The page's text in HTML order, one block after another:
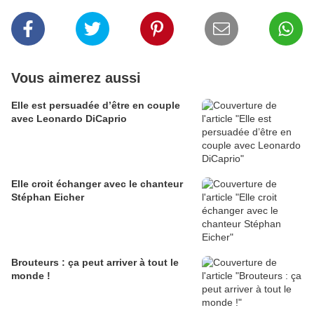
Vous aimerez aussi
Elle est persuadée d’être en couple
avec Leonardo DiCaprio
Elle croit échanger avec le chanteur
Stéphan Eicher
Brouteurs : ça peut arriver à tout le
monde !